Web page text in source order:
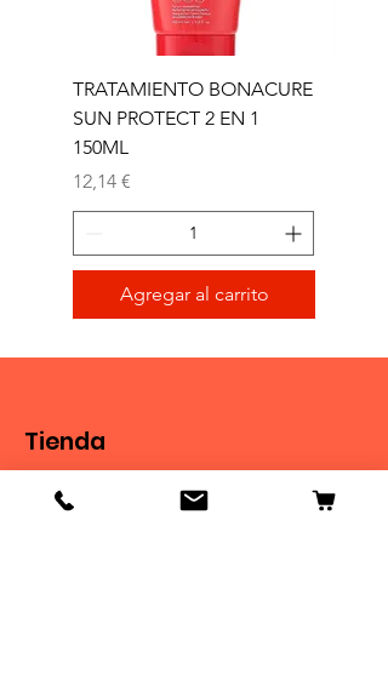
TRATAMIENTO BONACURE
SUN PROTECT 2 EN 1
150ML
Precio
12,14 €
Agregar al carrito
Tienda
Tienda